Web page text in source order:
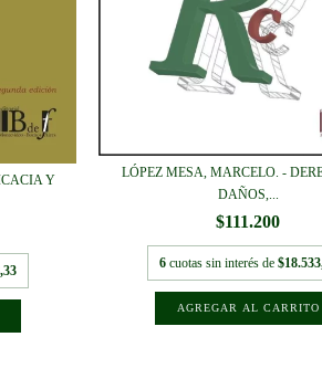
Y
LÓPEZ MESA, MARCELO. -
DAÑOS,...
$111.200
6 cuotas sin interés de